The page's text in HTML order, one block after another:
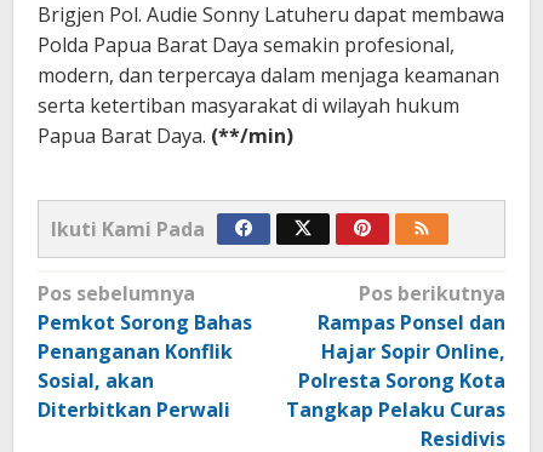
Brigjen Pol. Audie Sonny Latuheru dapat membawa
Polda Papua Barat Daya semakin profesional,
modern, dan terpercaya dalam menjaga keamanan
serta ketertiban masyarakat di wilayah hukum
Papua Barat Daya. (**/min)
Ikuti Kami Pada
Navigasi
pos
Pos sebelumnya
Pemkot Sorong Bahas
Penanganan Konflik
Sosial, akan
Diterbitkan Perwali
Pos berikutnya
Rampas Ponsel dan
Hajar Sopir Online,
Polresta Sorong Kota
Tangkap Pelaku Curas
Residivis